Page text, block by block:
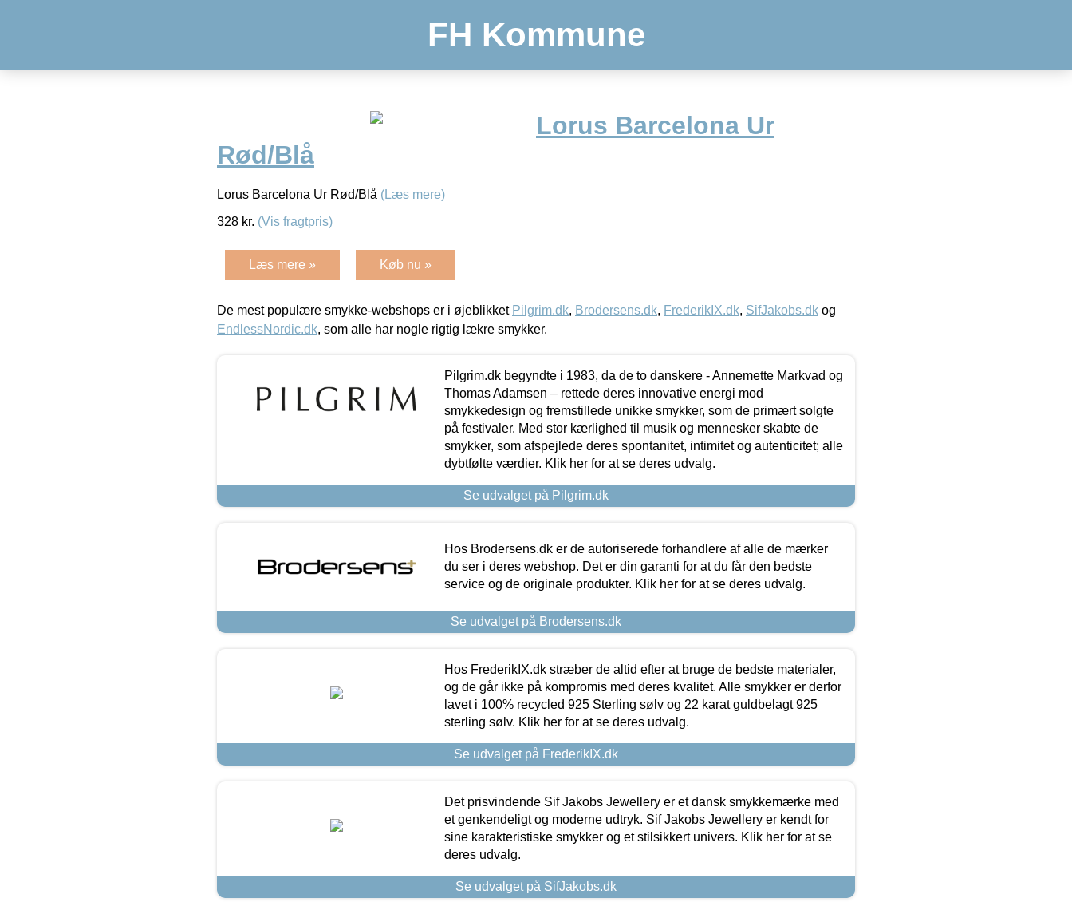
FH Kommune
Lorus Barcelona Ur
Rød/Blå
Lorus Barcelona Ur Rød/Blå (Læs mere)
328 kr. (Vis fragtpris)
Læs mere » Køb nu »
De mest populære smykke-webshops er i øjeblikket Pilgrim.dk, Brodersens.dk, FrederikIX.dk, SifJakobs.dk og
EndlessNordic.dk, som alle har nogle rigtig lækre smykker.
Pilgrim.dk begyndte i 1983, da de to danskere - Annemette Markvad og
Thomas Adamsen – rettede deres innovative energi mod
smykkedesign og fremstillede unikke smykker, som de primært solgte
på festivaler. Med stor kærlighed til musik og mennesker skabte de
smykker, som afspejlede deres spontanitet, intimitet og autenticitet; alle
dybtfølte værdier. Klik her for at se deres udvalg.
Se udvalget på Pilgrim.dk
Hos Brodersens.dk er de autoriserede forhandlere af alle de mærker
du ser i deres webshop. Det er din garanti for at du får den bedste
service og de originale produkter. Klik her for at se deres udvalg.
Se udvalget på Brodersens.dk
Hos FrederikIX.dk stræber de altid efter at bruge de bedste materialer,
og de går ikke på kompromis med deres kvalitet. Alle smykker er derfor
lavet i 100% recycled 925 Sterling sølv og 22 karat guldbelagt 925
sterling sølv. Klik her for at se deres udvalg.
Se udvalget på FrederikIX.dk
Det prisvindende Sif Jakobs Jewellery er et dansk smykkemærke med
et genkendeligt og moderne udtryk. Sif Jakobs Jewellery er kendt for
sine karakteristiske smykker og et stilsikkert univers. Klik her for at se
deres udvalg.
Se udvalget på SifJakobs.dk